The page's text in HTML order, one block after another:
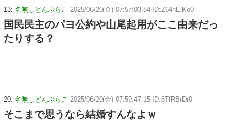
13: 名無しどんぶらこ 2025/06/20(金) 07:57:03.84 ID:Z64nElKo0
国民民主のパヨ公約や山尾起用がここ由来だっ
たりする？
20: 名無しどんぶらこ 2025/06/20(金) 07:59:47.15 ID:6TfRBrDr0
そこまで思うなら結婚すんなよｗ